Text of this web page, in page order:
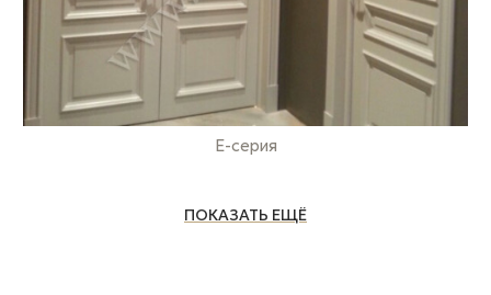
E-серия
ПОКАЗАТЬ ЕЩЁ